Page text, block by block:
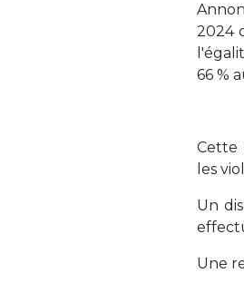
2024
66 %
Cette
les
Un
Une